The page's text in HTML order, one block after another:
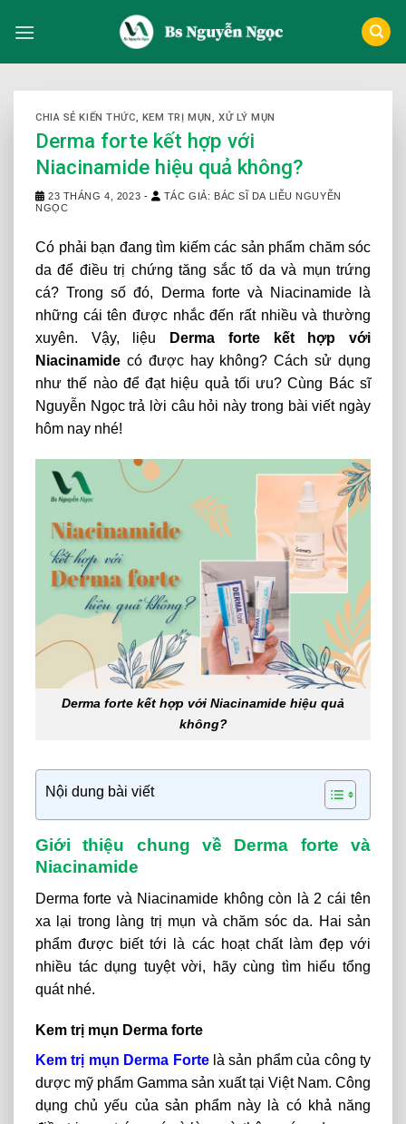
CHIA SẺ KIẾN THỨC, KEM TRỊ MỤN, XỬ LÝ MỤN
Derma forte kết hợp với
Niacinamide hiệu quả không?
23 THÁNG 4, 2023 -
TÁC GIẢ: BÁC SĨ DA LIỄU NGUYỄN
NGỌC
Có phải bạn đang tìm kiếm các sản phẩm chăm sóc
da để điều trị chứng tăng sắc tố da và mụn trứng
cá? Trong số đó, Derma forte và Niacinamide là
những cái tên được nhắc đến rất nhiều và thường
xuyên. Vậy, liệu
Derma forte kết hợp với
Niacinamide có được hay không? Cách sử dụng
như thế nào để đạt hiệu quả tối ưu? Cùng Bác sĩ
Nguyễn Ngọc trả lời câu hỏi này trong bài viết ngày
hôm nay nhé!
Derma forte kết hợp với Niacinamide hiệu quả
không?
Nội dung bài viết
Giới thiệu chung về Derma forte và
Niacinamide
Derma forte và Niacinamide không còn là 2 cái tên
xa lại trong làng trị mụn và chăm sóc da. Hai sản
phẩm được biết tới là các hoạt chất làm đẹp với
nhiều tác dụng tuyệt vời, hãy cùng tìm hiểu tổng
quát nhé.
Kem trị mụn Derma forte
Kem trị mụn Derma Forte là sản phẩm của công ty
dược mỹ phẩm Gamma sản xuất tại Việt Nam. Công
dụng chủ yếu của sản phẩm này là có khả năng